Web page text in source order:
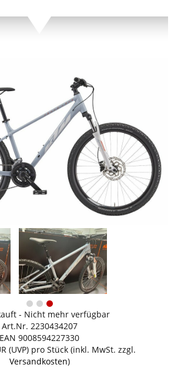
- Nicht mehr verfügbar
Art.Nr. 2230434207
EAN 9008594227330
(UVP) pro Stück (inkl. MwSt. zzgl.
Versandkosten)